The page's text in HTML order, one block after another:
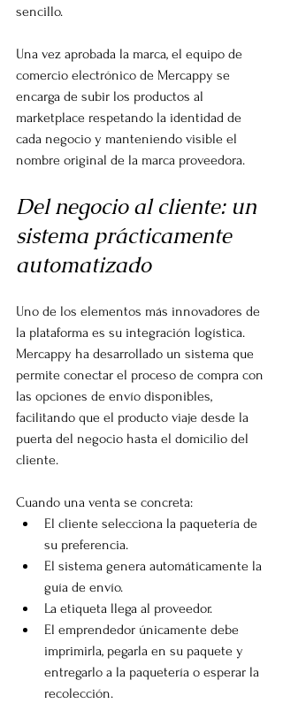
sencillo.
Una vez aprobada la marca, el equipo de
comercio electrónico de Mercappy se
encarga de subir los productos al
marketplace respetando la identidad de
cada negocio y manteniendo visible el
nombre original de la marca proveedora.
Del negocio al cliente: un
sistema prácticamente
automatizado
Uno de los elementos más innovadores de
la plataforma es su integración logística.
Mercappy ha desarrollado un sistema que
permite conectar el proceso de compra con
las opciones de envío disponibles,
facilitando que el producto viaje desde la
puerta del negocio hasta el domicilio del
cliente.
Cuando una venta se concreta:
El cliente selecciona la paquetería de
su preferencia.
El sistema genera automáticamente la
guía de envío.
La etiqueta llega al proveedor.
El emprendedor únicamente debe
imprimirla, pegarla en su paquete y
entregarlo a la paquetería o esperar la
recolección.